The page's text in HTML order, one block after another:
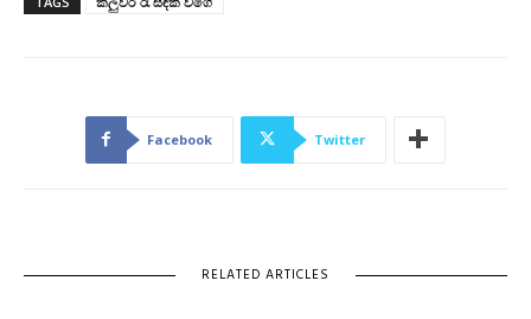
Facebook Twitter
RELATED ARTICLES